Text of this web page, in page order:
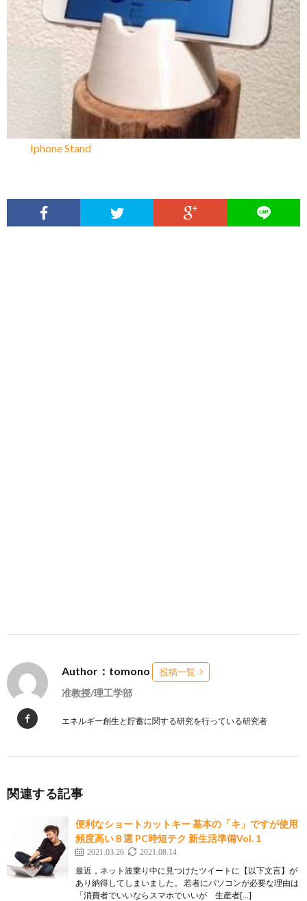
Iphone Stand
Author：tomono 投稿一覧
准教授/理工学部
エネルギー創生と貯蓄に関する研究を行っている研究者
関連する記事
便利なショートカットキー 基本の「キ」ですが使用
頻度高い８選 PC時短テク 新生活準備Vol. 1
2021.03.26 2021.08.14
最近，ネット波乗り中に見つけたツイートに【以下文言】が
あり納得してしまいました。 若者にパソコンが必要な理由は
「消費者でいいならスマホでいいが 生産者[…]